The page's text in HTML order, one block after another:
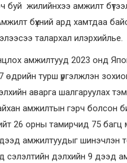
буй жилийнхээ амжилт
Амжилт бүхний ард хамтдаа
талархал илэрхийлье.
амжилтууд 2023 онд
өдрийн турш үргэлжлэн
аварга шалгаруулах
амжилтын гэрч болсон
26 орны тамирчид 75 багц
амжилтуудыг шинэчлэн
сэлэлтийн дэлхийн 9 дээд